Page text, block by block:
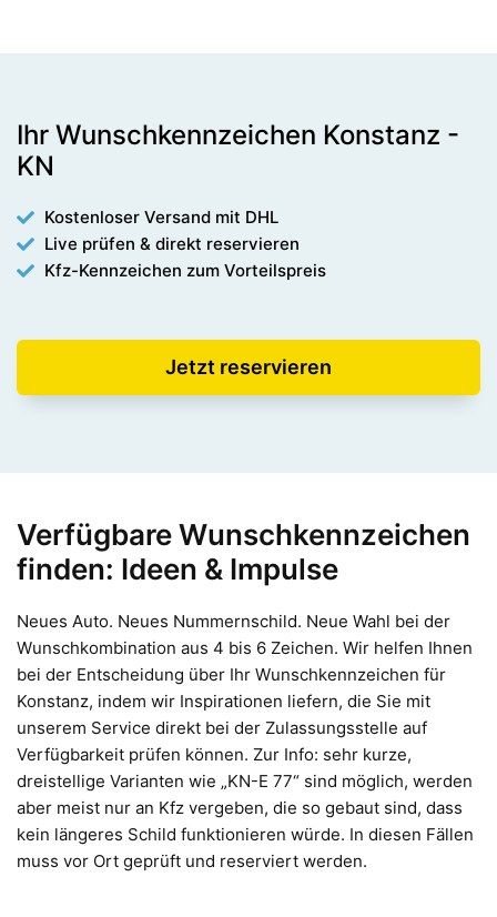
Ihr Wunschkennzeichen Konstanz -
KN
Kostenloser Versand mit DHL
Live prüfen & direkt reservieren
Kfz-Kennzeichen zum Vorteilspreis
Jetzt reservieren
Verfügbare Wunschkennzeichen
finden: Ideen & Impulse
Neues Auto. Neues Nummernschild. Neue Wahl bei der
Wunschkombination aus 4 bis 6 Zeichen. Wir helfen Ihnen
bei der Entscheidung über Ihr Wunschkennzeichen für
Konstanz, indem wir Inspirationen liefern, die Sie mit
unserem Service direkt bei der Zulassungsstelle auf
Verfügbarkeit prüfen können. Zur Info: sehr kurze,
dreistellige Varianten wie „KN-E 77“ sind möglich, werden
aber meist nur an Kfz vergeben, die so gebaut sind, dass
kein längeres Schild funktionieren würde. In diesen Fällen
muss vor Ort geprüft und reserviert werden.